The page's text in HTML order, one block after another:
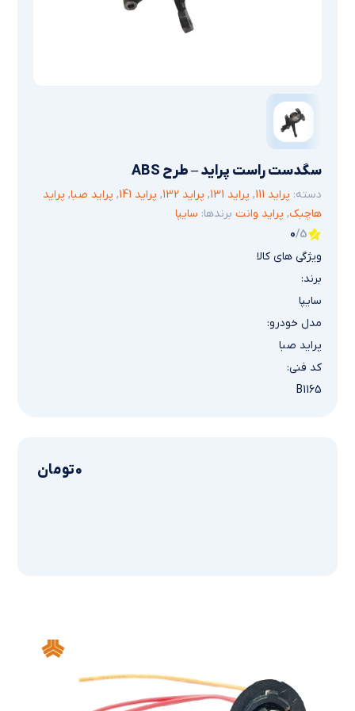
سگدست راست پراید – طرح ABS
دسته: پراید 111 , پراید 131 , پراید 132 , پراید 141 , پراید صبا, پراید
هاچبک, پراید وانت برندها: سایپا
0/5
ویژگی های کالا
برند:
سایپا
مدل خودرو:
پراید صبا
کد فنی:
B1165
0تومان